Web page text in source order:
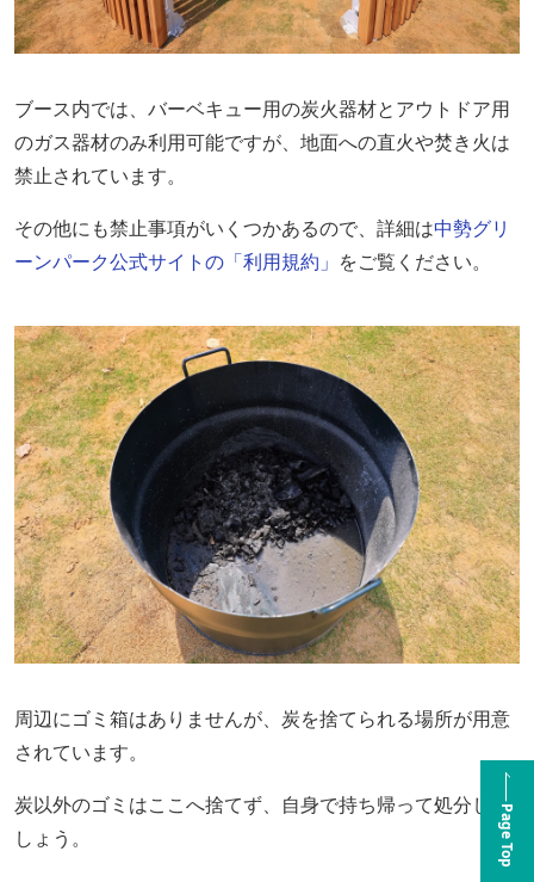
ブース内では、バーベキュー用の炭火器材とアウトドア用
のガス器材のみ利用可能ですが、地面への直火や焚き火は
禁止されています。
その他にも禁止事項がいくつかあるので、詳細は中勢グリ
ーンパーク公式サイトの「利用規約」 をご覧ください。
周辺にゴミ箱はありませんが、炭を捨てられる場所が用意
されています。
炭以外のゴミはここへ捨てず、自身で持ち帰って処分しま
しょう。
Page Top